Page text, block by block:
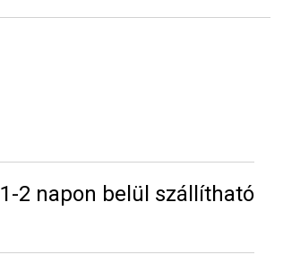
1-2 napon belül szállítható